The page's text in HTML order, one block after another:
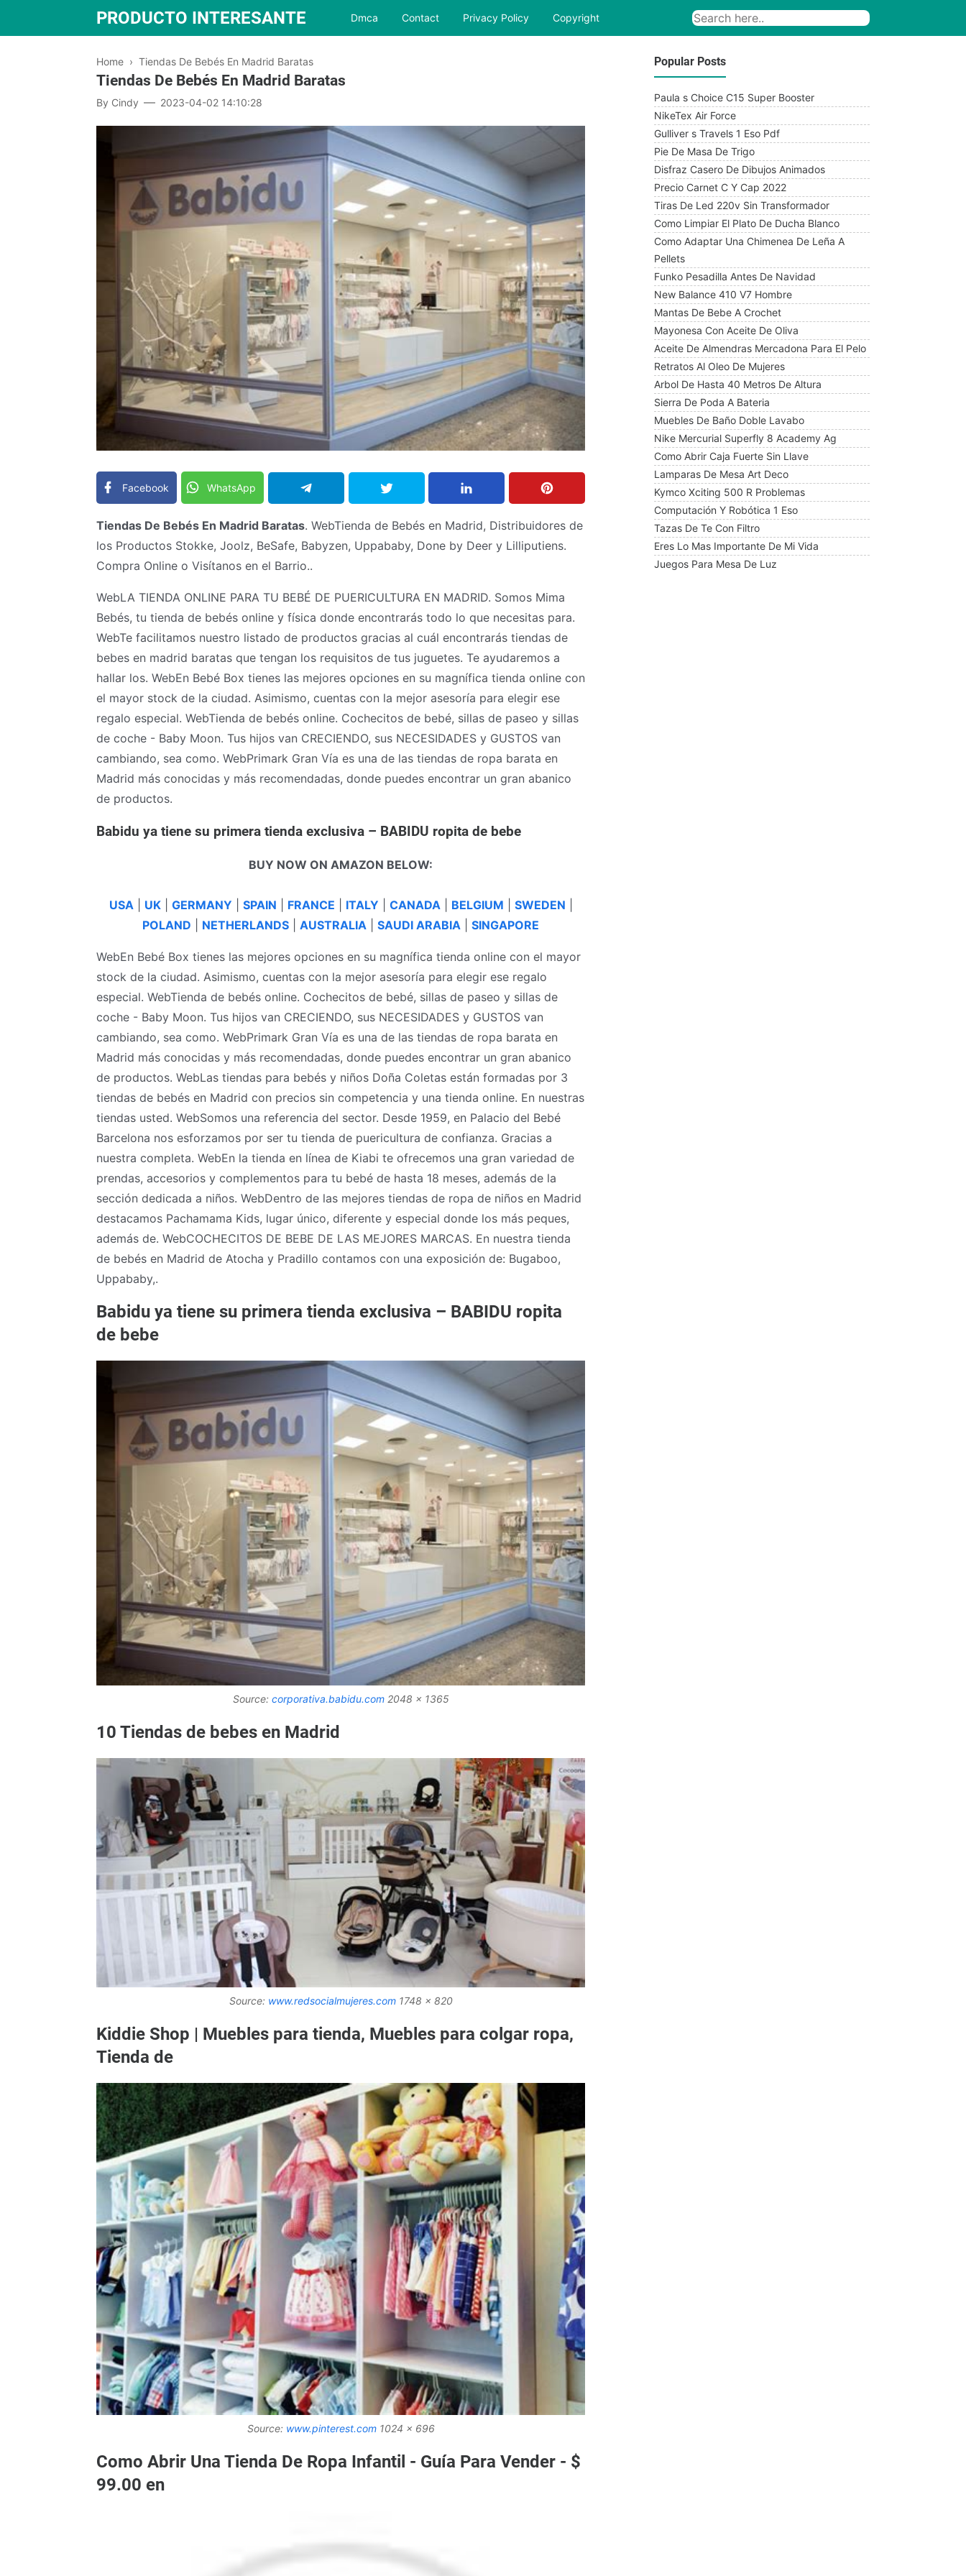
PRODUCTO INTERESANTE Dmca Contact Privacy Policy Copyright
Home › Tiendas De Bebés En Madrid Baratas
Tiendas De Bebés En Madrid Baratas
By Cindy 2023-04-02 14:10:28
Facebook WhatsApp
Tiendas De Bebés En Madrid Baratas. WebTienda de Bebés en Madrid, Distribuidores de
los Productos Stokke, Joolz, BeSafe, Babyzen, Uppababy, Done by Deer y Lilliputiens.
Compra Online o Visítanos en el Barrio..
WebLA TIENDA ONLINE PARA TU BEBÉ DE PUERICULTURA EN MADRID. Somos Mima
Bebés, tu tienda de bebés online y física donde encontrarás todo lo que necesitas para.
WebTe facilitamos nuestro listado de productos gracias al cuál encontrarás tiendas de
bebes en madrid baratas que tengan los requisitos de tus juguetes. Te ayudaremos a
hallar los. WebEn Bebé Box tienes las mejores opciones en su magnífica tienda online con
el mayor stock de la ciudad. Asimismo, cuentas con la mejor asesoría para elegir ese
regalo especial. WebTienda de bebés online. Cochecitos de bebé, sillas de paseo y sillas
de coche - Baby Moon. Tus hijos van CRECIENDO, sus NECESIDADES y GUSTOS van
cambiando, sea como. WebPrimark Gran Vía es una de las tiendas de ropa barata en
Madrid más conocidas y más recomendadas, donde puedes encontrar un gran abanico
de productos.
Babidu ya tiene su primera tienda exclusiva – BABIDU ropita de bebe
BUY NOW ON AMAZON BELOW:
USA| UK| GERMANY SPAIN FRANCE ITALY CANADA| BELGIUM SWEDEN
POLAND
NETHERLANDS AUSTRALIA SAUDI ARABIA SINGAPORE
WebEn Bebé Box tienes las mejores opciones en su magnífica tienda online con el mayor
stock de la ciudad. Asimismo, cuentas con la mejor asesoría para elegir ese regalo
especial. WebTienda de bebés online. Cochecitos de bebé, sillas de paseo y sillas de
coche - Baby Moon. Tus hijos van CRECIENDO, sus NECESIDADES y GUSTOS van
cambiando, sea como. WebPrimark Gran Vía es una de las tiendas de ropa barata en
Madrid más conocidas y más recomendadas, donde puedes encontrar un gran abanico
de productos. WebLas tiendas para bebés y niños Doña Coletas están formadas por 3
tiendas de bebés en Madrid con precios sin competencia y una tienda online. En nuestras
tiendas usted. WebSomos una referencia del sector. Desde 1959, en Palacio del Bebé
Barcelona nos esforzamos por ser tu tienda de puericultura de confianza. Gracias a
nuestra completa. WebEn la tienda en línea de Kiabi te ofrecemos una gran variedad de
prendas, accesorios y complementos para tu bebé de hasta 18 meses, además de la
sección dedicada a niños. WebDentro de las mejores tiendas de ropa de niños en Madrid
destacamos Pachamama Kids, lugar único, diferente y especial donde los más peques,
además de. WebCOCHECITOS DE BEBE DE LAS MEJORES MARCAS. En nuestra tienda
de bebés en Madrid de Atocha y Pradillo contamos con una exposición de: Bugaboo,
Uppababy,.
Babidu ya tiene su primera tienda exclusiva – BABIDU ropita
de bebe
Source: corporativa.babidu.com2048 x 1365
10 Tiendas de bebes en Madrid
Source: www.redsocialmujeres.com1748 x 820
Kiddie Shop | Muebles para tienda, Muebles para colgar ropa,
Tienda de
Source: www.pinterest.com1024 x 696
Como Abrir Una Tienda De Ropa Infantil - Guía Para Vender - $
99.00 en
Popular Posts
Paula s Choice C15 Super Booster
NikeTex Air Force
Gulliver s Travels 1 Eso Pdf
Pie De Masa De Trigo
Disfraz Casero De Dibujos Animados
Precio Carnet C Y Cap 2022
Tiras De Led 220v Sin Transformador
Como Limpiar El Plato De Ducha Blanco
Como Adaptar Una Chimenea De Leña A
Pellets
Funko Pesadilla Antes De Navidad
New Balance 410 V7 Hombre
Mantas De Bebe A Crochet
Mayonesa Con Aceite De Oliva
Aceite De Almendras Mercadona Para El Pelo
Retratos Al Oleo De Mujeres
Arbol De Hasta 40 Metros De Altura
Sierra De Poda A Bateria
Muebles De Baño Doble Lavabo
Nike Mercurial Superfly 8 Academy Ag
Como Abrir Caja Fuerte Sin Llave
Lamparas De Mesa Art Deco
Kymco Xciting 500 R Problemas
Computación Y Robótica 1 Eso
Tazas De Te Con Filtro
Eres Lo Mas Importante De Mi Vida
Juegos Para Mesa De Luz